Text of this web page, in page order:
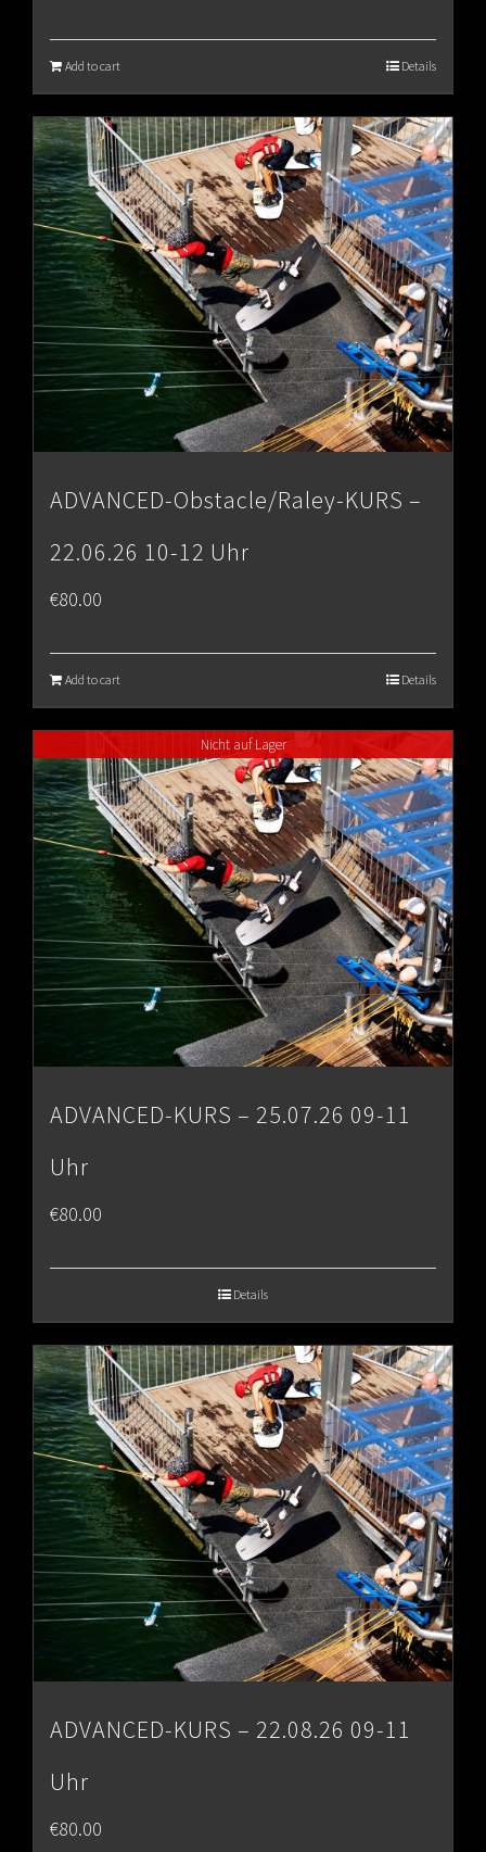
Add to cart Details
ADVANCED-Obstacle/Raley-KURS –
22.06.26 10-12 Uhr
€80.00
Add to cart Details
Nicht auf Lager
ADVANCED-KURS – 25.07.26 09-11
Uhr
€80.00
Details
ADVANCED-KURS – 22.08.26 09-11
Uhr
€80.00